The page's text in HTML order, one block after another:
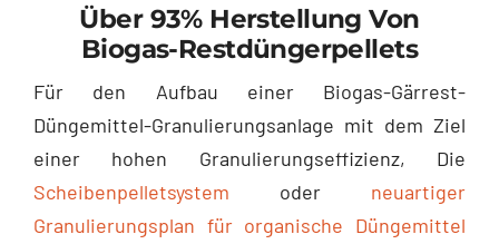
Über 93% Herstellung Von
Biogas-Restdüngerpellets
Für den Aufbau einer Biogas-Gärrest-
Düngemittel-Granulierungsanlage mit dem Ziel
einer hohen Granulierungseffizienz, Die
Scheibenpelletsystem oder neuartiger
Granulierungsplan für organische Düngemittel